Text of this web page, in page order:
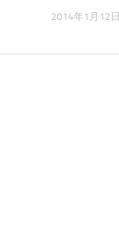
2014年1月12日